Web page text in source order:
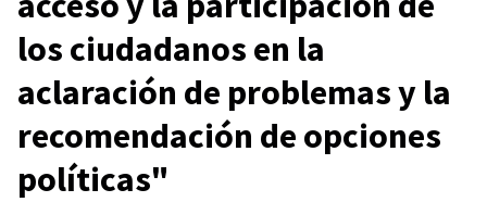
los ciudadanos en la
aclaración de problemas y la
recomendación de opciones
políticas"